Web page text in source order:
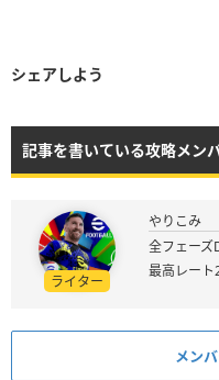
シェアしよう
記事を書いている攻略メン
ライター
やりこみ
全フェー
最高レート
メン